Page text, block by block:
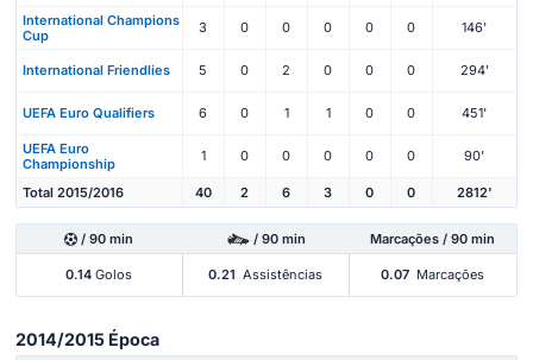
International Champions
Cup
3 0 0 0 0 0 146'
International Friendlies 5 0 2 0 0 0 294'
UEFA Euro Qualifiers 6 0 1 1 0 0 451'
UEFA Euro
Championship
1 0 0 0 0 0 90'
Total 2015/2016 40 2 6 3 0 0 2812'
/ 90 min / 90 min Marcações / 90 min
0.14 Golos 0.21 Assistências 0.07 Marcações
2014/2015 Época